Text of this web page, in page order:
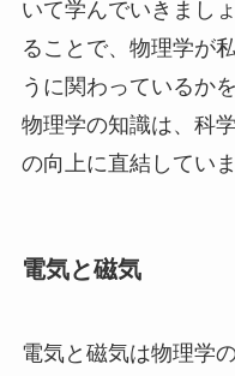
いて学んでいきまし
ることで、物理学が
うに関わっているか
物理学の知識は、科
の向上に直結していま
電気と磁気
電気と磁気は物理学